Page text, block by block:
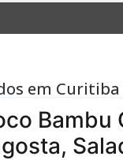
em Curitiba
Bambu